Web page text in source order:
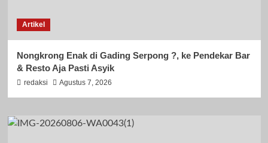
Artikel
Nongkrong Enak di Gading Serpong ?, ke Pendekar Bar
& Resto Aja Pasti Asyik
redaksi Agustus 7, 2026